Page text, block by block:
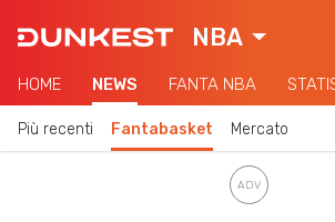
NBA
HOME NEWS FANTA NBA
Più recenti Fantabasket Mercato